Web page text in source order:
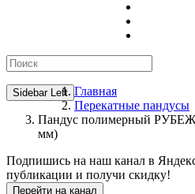
Sidebar Left Главная
Перекатные пандусы
Пандус полимерный РУБЕЖ
мм)
Подпишись на наш канал в
публикации и получи скидку!